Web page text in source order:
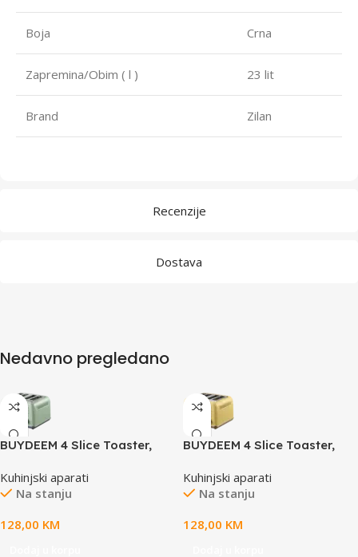
Recenzije
Dostava
Boja Crna
Zapremina/Obim ( l ) 23 lit
Brand Zilan
Nedavno pregledano
BUYDEEM 4 Slice Toaster,
Greenish, EU
Kuhinjski aparati
Na stanju
128,00 KM
BUYDEEM 4 Slice Toaster,
Yellow, EU
Kuhinjski aparati
Na stanju
128,00 KM